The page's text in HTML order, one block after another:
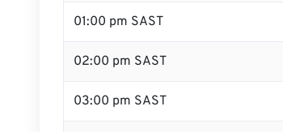
01:00 pm SAST
02:00 pm SAST
03:00 pm SAST